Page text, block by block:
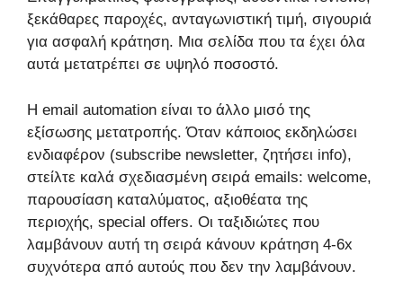
ξεκάθαρες παροχές, ανταγωνιστική τιμή, σιγουριά
για ασφαλή κράτηση. Μια σελίδα που τα έχει όλα
αυτά μετατρέπει σε υψηλό ποσοστό.
Η email automation είναι το άλλο μισό της
εξίσωσης μετατροπής. Όταν κάποιος εκδηλώσει
ενδιαφέρον (subscribe newsletter, ζητήσει info),
στείλτε καλά σχεδιασμένη σειρά emails: welcome,
παρουσίαση καταλύματος, αξιοθέατα της
περιοχής, special offers. Οι ταξιδιώτες που
λαμβάνουν αυτή τη σειρά κάνουν κράτηση 4-6x
συχνότερα από αυτούς που δεν την λαμβάνουν.